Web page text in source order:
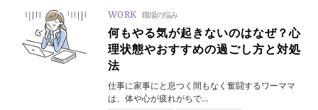
WORK 職場の悩み
何もやる気が起きないのはなぜ？心
理状態やおすすめの過ごし方と対処
法
仕事に家事にと息つく間もなく奮闘するワーママ
は、体や心が疲れがちで…